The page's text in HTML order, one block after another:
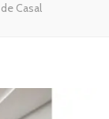
Casal